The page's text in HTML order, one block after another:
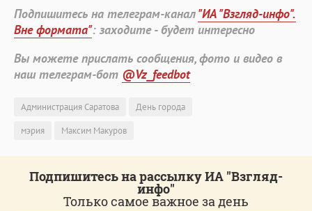
Подпишитесь на телеграм-канал"ИА "Взгляд-инфо".
Вне формата": заходите - будет интересно
Вы можете прислать сообщения, фото и видео в
наш телеграм-бот @Vz_feedbot
Администрация Саратова
День города
мэрия
Максим Макуров
Подпишитесь на рассылку ИА "Взгляд-
инфо"
Только самое важное за день